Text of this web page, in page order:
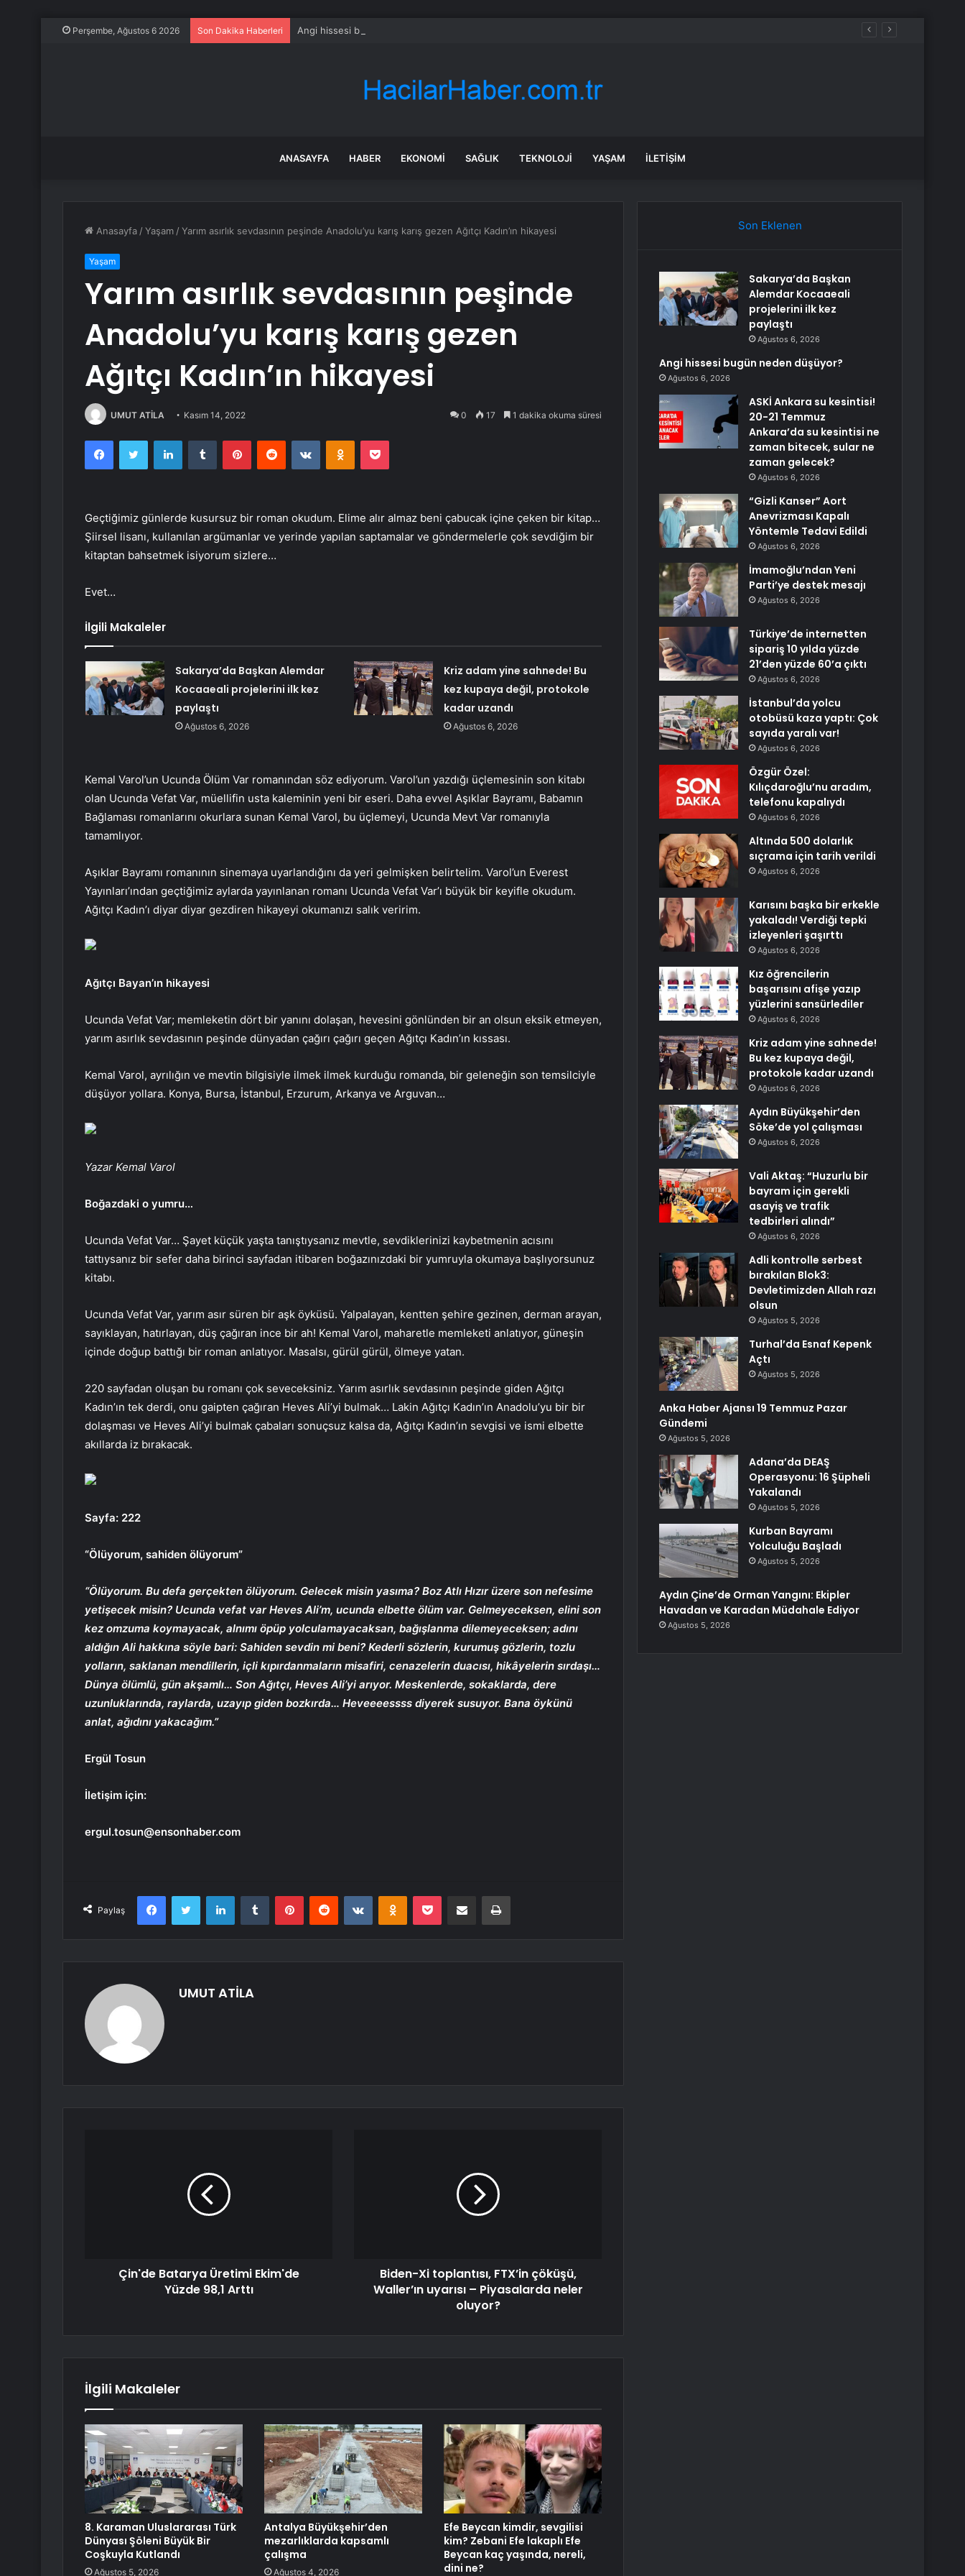
Perşembe, Ağustos 6 2026 Son Dakika Haberleri Angi hissesi bugün neden düşüyor?
ANASAYFA HABER EKONOMI SAĞLIK TEKNOLOJI YAŞAM İLETIŞIM
Anasayfa /Yaşam /Yarım asırlık sevdasının peşinde Anadolu’yu karış karış gezen Ağıtçı Kadın’ın hikayesi
Yaşam
Yarım asırlık sevdasının peşinde
Anadolu’yu karış karış gezen
Ağıtçı Kadın’ın hikayesi
UMUT ATİLA Kasım 14, 2022 0 17 1 dakika okuma süresi
FacebookTwitter LinkedInTumblr PinterestReddit VKontakteOdnoklassniki
Pocket
Geçtiğimiz günlerde kusursuz bir roman okudum. Elime alır almaz beni çabucak içine çeken bir kitap…
Şiirsel lisanı, kullanılan argümanlar ve yerinde yapılan saptamalar ve göndermelerle çok sevdiğim bir
kitaptan bahsetmek isiyorum sizlere…
Evet…
İlgili Makaleler
Sakarya’da Başkan Alemdar
Kocaaeali projelerini ilk kez
paylaştı
Ağustos 6, 2026
Kriz adam yine sahnede! Bu
kez kupaya değil, protokole
kadar uzandı
Ağustos 6, 2026
Kemal Varol’un Ucunda Ölüm Var romanından söz ediyorum. Varol’un yazdığı üçlemesinin son kitabı
olan Ucunda Vefat Var, müellifin usta kaleminin yeni bir eseri. Daha evvel Aşıklar Bayramı, Babamın
Bağlaması romanlarını okurlara sunan Kemal Varol, bu üçlemeyi, Ucunda Mevt Var romanıyla
tamamlıyor.
Aşıklar Bayramı romanının sinemaya uyarlandığını da yeri gelmişken belirtelim. Varol’un Everest
Yayınları’ından geçtiğimiz aylarda yayınlanan romanı Ucunda Vefat Var’ı büyük bir keyifle okudum.
Ağıtçı Kadın’ı diyar diyar gezdiren hikayeyi okumanızı salık veririm.
Ağıtçı Bayan’ın hikayesi
Ucunda Vefat Var; memleketin dört bir yanını dolaşan, hevesini gönlünden bir an olsun eksik etmeyen,
yarım asırlık sevdasının peşinde dünyadan çağırı çağırı geçen Ağıtçı Kadın’ın kıssası.
Kemal Varol, ayrılığın ve mevtin bilgisiyle ilmek ilmek kurduğu romanda, bir geleneğin son temsilciyle
düşüyor yollara. Konya, Bursa, İstanbul, Erzurum, Arkanya ve Arguvan…
Yazar Kemal Varol
Boğazdaki o yumru…
Ucunda Vefat Var… Şayet küçük yaşta tanıştıysanız mevtle, sevdiklerinizi kaybetmenin acısını
tattıysanız bir sefer daha birinci sayfadan itibaren boğazınızdaki bir yumruyla okumaya başlıyorsunuz
kitabı.
Ucunda Vefat Var, yarım asır süren bir aşk öyküsü. Yalpalayan, kentten şehire gezinen, derman arayan,
sayıklayan, hatırlayan, düş çağıran ince bir ah! Kemal Varol, maharetle memleketi anlatıyor, güneşin
içinde doğup battığı bir roman anlatıyor. Masalsı, gürül gürül, ölmeye yatan.
220 sayfadan oluşan bu romanı çok seveceksiniz. Yarım asırlık sevdasının peşinde giden Ağıtçı
Kadın’ın tek derdi, onu gaipten çağıran Heves Ali’yi bulmak… Lakin Ağıtçı Kadın’ın Anadolu’yu bir bir
dolaşması ve Heves Ali’yi bulmak çabaları sonuçsuz kalsa da, Ağıtçı Kadın’ın sevgisi ve ismi elbette
akıllarda iz bırakacak.
Sayfa: 222
“Ölüyorum, sahiden ölüyorum”
“Ölüyorum. Bu defa gerçekten ölüyorum. Gelecek misin yasıma? Boz Atlı Hızır üzere son nefesime
yetişecek misin? Ucunda vefat var Heves Ali’m, ucunda elbette ölüm var. Gelmeyeceksen, elini son
kez omzuma koymayacak, alnımı öpüp yolculamayacaksan, bağışlanma dilemeyeceksen; adını
aldığın Ali hakkına söyle bari: Sahiden sevdin mi beni? Kederli sözlerin, kurumuş gözlerin, tozlu
yolların, saklanan mendillerin, içli kıpırdanmaların misafiri, cenazelerin duacısı, hikâyelerin sırdaşı…
Dünya ölümlü, gün akşamlı… Son Ağıtçı, Heves Ali’yi arıyor. Meskenlerde, sokaklarda, dere
uzunluklarında, raylarda, uzayıp giden bozkırda… Heveeeessss diyerek susuyor. Bana öykünü
anlat, ağıdını yakacağım.”
Ergül Tosun
İletişim için:
ergul.tosun@ensonhaber.com
Paylaş
FacebookTwitter LinkedInTumblr PinterestReddit VKontakteOdnoklassniki
Pocket E-Posta ile paylaş Yazdır
UMUT ATİLA
Çin'de Batarya Üretimi Ekim'de
Yüzde 98,1 Arttı
Biden-Xi toplantısı, FTX’in çöküşü,
Waller’ın uyarısı – Piyasalarda neler
oluyor?
İlgili Makaleler
8. Karaman Uluslararası Türk
Dünyası Şöleni Büyük Bir
Coşkuyla Kutlandı
Ağustos 5, 2026
Antalya Büyükşehir’den
mezarlıklarda kapsamlı
çalışma
Ağustos 4, 2026
Efe Beycan kimdir, sevgilisi
kim? Zebani Efe lakaplı Efe
Beycan kaç yaşında, nereli,
dini ne?
Son Eklenen
Sakarya’da Başkan
Alemdar Kocaaeali
projelerini ilk kez
paylaştı
Ağustos 6, 2026
Angi hissesi bugün neden düşüyor?
Ağustos 6, 2026
ASKİ Ankara su kesintisi!
20-21 Temmuz
Ankara’da su kesintisi ne
zaman bitecek, sular ne
zaman gelecek?
Ağustos 6, 2026
“Gizli Kanser” Aort
Anevrizması Kapalı
Yöntemle Tedavi Edildi
Ağustos 6, 2026
İmamoğlu’ndan Yeni
Parti’ye destek mesajı
Ağustos 6, 2026
Türkiye’de internetten
sipariş 10 yılda yüzde
21’den yüzde 60’a çıktı
Ağustos 6, 2026
İstanbul’da yolcu
otobüsü kaza yaptı: Çok
sayıda yaralı var!
Ağustos 6, 2026
Özgür Özel:
Kılıçdaroğlu’nu aradım,
telefonu kapalıydı
Ağustos 6, 2026
Altında 500 dolarlık
sıçrama için tarih verildi
Ağustos 6, 2026
Karısını başka bir erkekle
yakaladı! Verdiği tepki
izleyenleri şaşırttı
Ağustos 6, 2026
Kız öğrencilerin
başarısını afişe yazıp
yüzlerini sansürlediler
Ağustos 6, 2026
Kriz adam yine sahnede!
Bu kez kupaya değil,
protokole kadar uzandı
Ağustos 6, 2026
Aydın Büyükşehir’den
Söke’de yol çalışması
Ağustos 6, 2026
Vali Aktaş: “Huzurlu bir
bayram için gerekli
asayiş ve trafik
tedbirleri alındı”
Ağustos 6, 2026
Adli kontrolle serbest
bırakılan Blok3:
Devletimizden Allah razı
olsun
Ağustos 5, 2026
Turhal’da Esnaf Kepenk
Açtı
Ağustos 5, 2026
Anka Haber Ajansı 19 Temmuz Pazar
Gündemi
Ağustos 5, 2026
Adana’da DEAŞ
Operasyonu: 16 Şüpheli
Yakalandı
Ağustos 5, 2026
Kurban Bayramı
Yolculuğu Başladı
Ağustos 5, 2026
Aydın Çine’de Orman Yangını: Ekipler
Havadan ve Karadan Müdahale Ediyor
Ağustos 5, 2026